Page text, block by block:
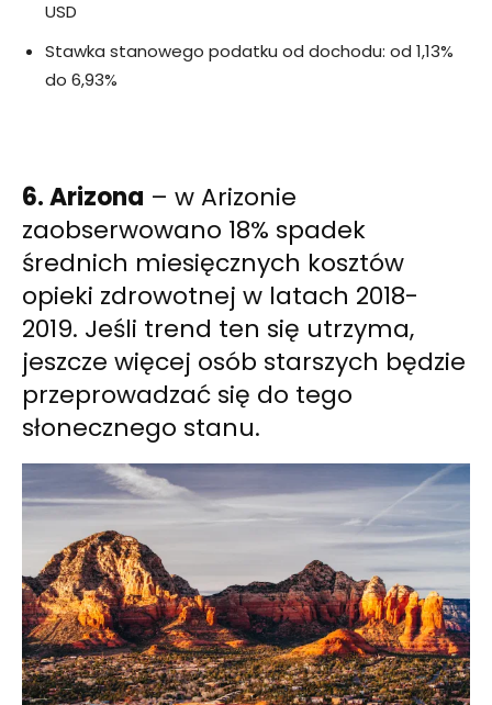
USD
Stawka stanowego podatku od dochodu: od 1,13%
do 6,93%
6. Arizona – w Arizonie
zaobserwowano 18% spadek
średnich miesięcznych kosztów
opieki zdrowotnej w latach 2018-
2019. Jeśli trend ten się utrzyma,
jeszcze więcej osób starszych będzie
przeprowadzać się do tego
słonecznego stanu.